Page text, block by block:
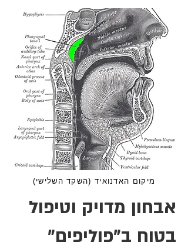
מיקום האדנואיד (השקד השלישי)
אבחון מדויק וטיפול
בטוח ב"פוליפים"